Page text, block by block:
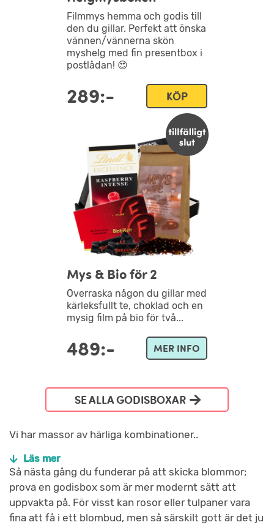
Filmmys hemma och godis till
den du gillar. Perfekt att önska
vännen/vännerna skön
myshelg med fin presentbox i
postlådan! 😍
289:- KÖP
Mys & Bio för 2
Överraska någon du gillar med
kärleksfullt te, choklad och en
mysig film på bio för två...
489:- MER INFO
SE ALLA GODISBOXAR
Vi har massor av härliga kombinationer..
Läs mer
Så nästa gång du funderar på att skicka blommor;
prova en godisbox som är mer modernt sätt att
uppvakta på. För visst kan rosor eller tulpaner vara
fina att få i ett blombud, men så särskilt gott är det ju